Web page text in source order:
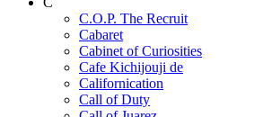
C.O.P. The Recruit
Cabaret
Cabinet of Curiosities
Cafe Kichijouji de
Californication
Call of Duty